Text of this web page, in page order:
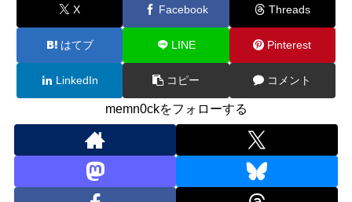
X Facebook Threads
はてブ LINE Pinterest
LinkedIn コピー コメント
memn0ckをフォローする